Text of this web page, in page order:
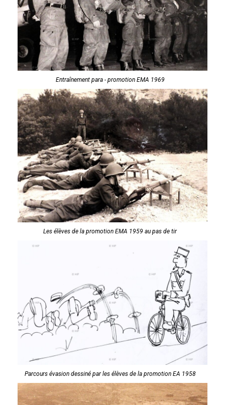
Entraînement para - promotion EMA 1969
Les élèves de la promotion EMA 1959 au pas de tir
Parcours évasion dessiné par les élèves de la promotion EA 1958